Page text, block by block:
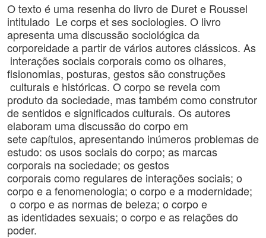
O texto é uma resenha do livro de Duret e Roussel
intitulado Le corps et ses sociologies. O livro
apresenta uma discussão sociológica da
corporeidade a partir de vários autores clássicos. As
interações sociais corporais como os olhares,
fisionomias, posturas, gestos são construções
culturais e históricas. O corpo se revela com
produto da sociedade, mas também como construtor
de sentidos e significados culturais. Os autores
elaboram uma discussão do corpo em
sete capítulos, apresentando inúmeros problemas de
estudo: os usos sociais do corpo; as marcas
corporais na sociedade; os gestos
corporais como regulares de interações sociais; o
corpo e a fenomenologia; o corpo e a modernidade;
o corpo e as normas de beleza; o corpo e
as identidades sexuais; o corpo e as relações do
poder.